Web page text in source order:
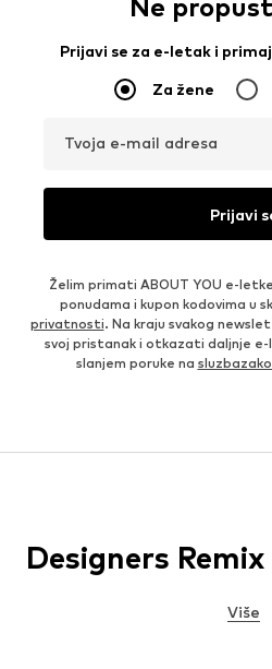
Ne
Prijavi se za e-letak i
Za žene
Tvoja e-mail adresa
Prijavi
Želim primati ABOUT YOU e-
ponudama i kupon kodovima u
privatnosti. Na kraju svakog
svoj pristanak i otkazati daljnje
slanjem poruke na
Designers Remix
Više